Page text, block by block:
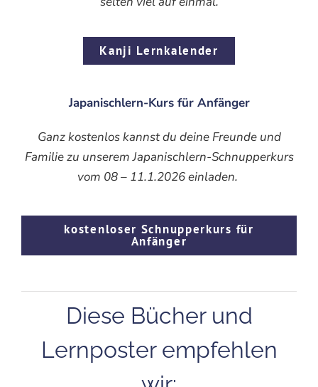
Kanji Lernkalender
Japanischlern-Kurs für Anfänger
Ganz kostenlos kannst du deine Freunde und
Familie zu unserem Japanischlern-Schnupperkurs
vom 08 – 11.1.2026 einladen.
kostenloser Schnupperkurs für
Anfänger
Diese Bücher und
Lernposter empfehlen